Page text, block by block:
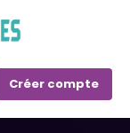
Créer compte